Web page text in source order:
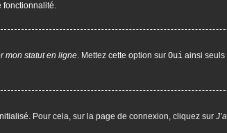
fonctionnalité.
mon statut en ligne. Mettez cette option sur Oui ainsi seuls
Pour cela, sur la page de connexion, cliquez sur